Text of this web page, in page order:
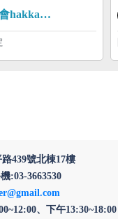
客家委員會hakkaman
439號北棟17樓
:03-3663530
、下午13:30~18:00